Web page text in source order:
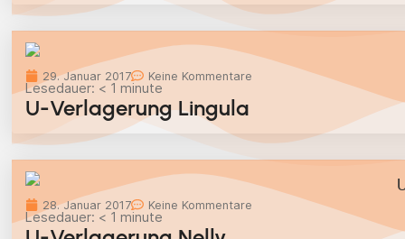
29. Januar 2017 Keine Kommentare
Lesedauer: < 1 minute
U-Verlagerung Lingula
28. Januar 2017 Keine Kommentare
Lesedauer: < 1 minute